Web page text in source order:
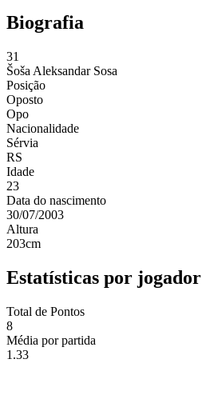
Biografia
31
Šoša Aleksandar Sosa
Posição
Oposto
Opo
Nacionalidade
Sérvia
RS
Idade
23
Data do nascimento
30/07/2003
Altura
203cm
Estatísticas por jogador
Total de Pontos
8
Média por partida
1.33